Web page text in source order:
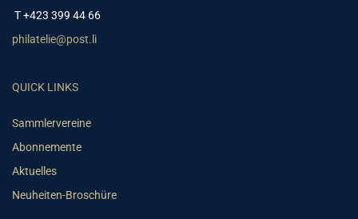
T +423 399 44 66
philatelie@post.li
QUICK LINKS
Sammlervereine
Abonnemente
Aktuelles
Neuheiten-Broschüre